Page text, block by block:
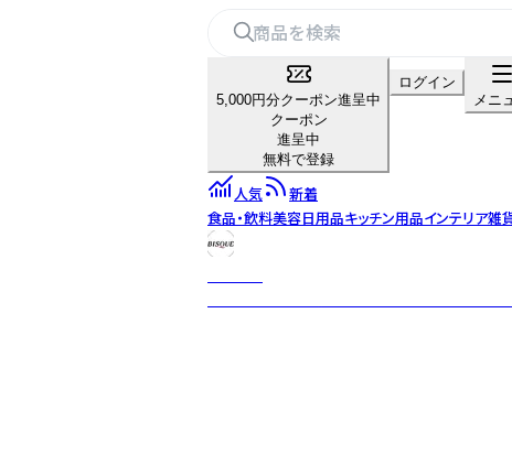
5,000円分クーポン進呈中
クーポン
進呈中
無料で登録
ログイン
メニ
人気
新着
食品・飲料美容日用品キッチン用品インテリア雑